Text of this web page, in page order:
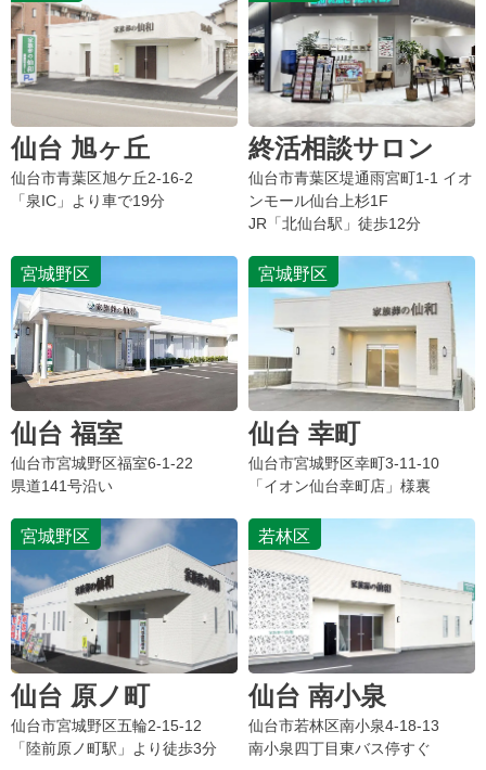
仙台 旭ヶ丘
仙台市青葉区旭ケ丘2-16-2
「泉IC」より車で19分
終活相談サロン
仙台市青葉区堤通雨宮町1-1 イオ
ンモール仙台上杉1F
JR「北仙台駅」徒歩12分
宮城野区
仙台 福室
仙台市宮城野区福室6-1-22
県道141号沿い
宮城野区
仙台 幸町
仙台市宮城野区幸町3-11-10
「イオン仙台幸町店」様裏
宮城野区
仙台 原ノ町
仙台市宮城野区五輪2-15-12
「陸前原ノ町駅」より徒歩3分
若林区
仙台 南小泉
仙台市若林区南小泉4-18-13
南小泉四丁目東バス停すぐ